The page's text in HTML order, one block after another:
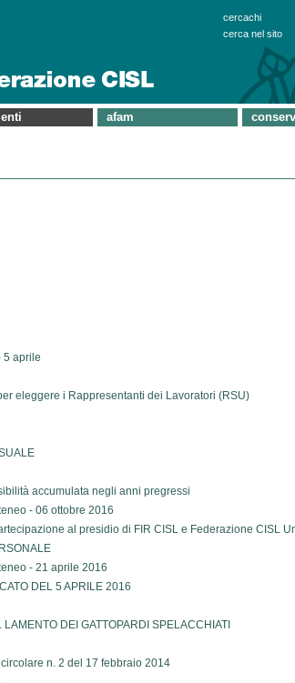
cercachi
cerca nel sito
afam
5 aprile
eleggere i Rappresentanti dei Lavoratori (RSU)
accumulata negli anni pregressi
- 06 ottobre 2016
al presidio di FIR CISL e Federazione CISL
- 21 aprile 2016
DEL 5 APRILE 2016
DEI GATTOPARDI SPELACCHIATI
n. 2 del 17 febbraio 2014